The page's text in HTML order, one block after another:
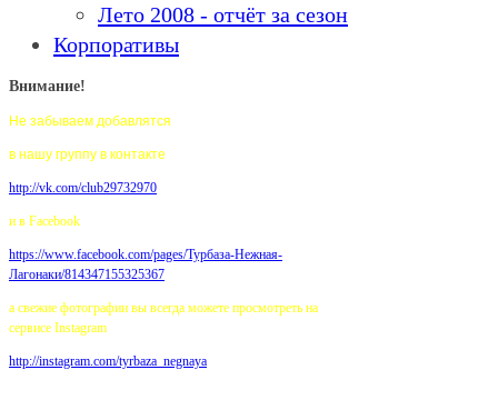
Лето 2008 - отчёт за сезон
Корпоративы
Внимание!
Не забываем добавлятся
в нашу группу в контакте
http://vk.com/club29732970
и в Facebook
https://www.facebook.com/pages/Турбаза-Нежная-
Лагонаки/814347155325367
а свежие фотографии вы всегда можете просмотреть на
сервисе Instagram
http://instagram.com/tyrbaza_negnaya